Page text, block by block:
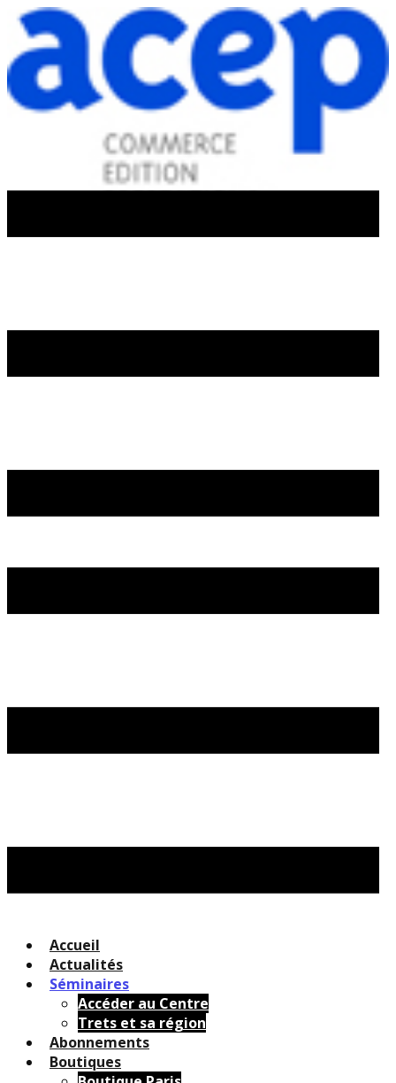
Accueil
Actualités
Séminaires
Accéder au Centre
Trets et sa région
Abonnements
Boutiques